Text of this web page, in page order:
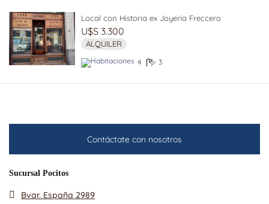
Local con Historia ex Joyería Freccero
U$S 3.300
ALQUILER
4 3
Contáctate con nosotros
Sucursal Pocitos
Bvar. España 2989